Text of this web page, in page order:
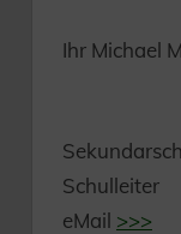
Ihr Michael
Schulleiter
eMail >>>